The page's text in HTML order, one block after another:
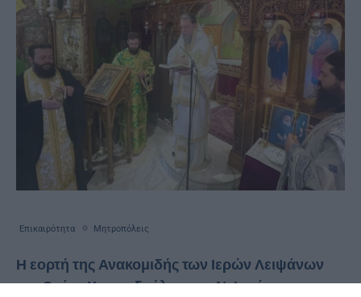
Επικαιρότητα Μητροπόλεις
Η εορτή της Ανακομιδής των Ιερών Λειψάνων
του Οσίου Χριστοδούλου στη Ν. Ιωνία